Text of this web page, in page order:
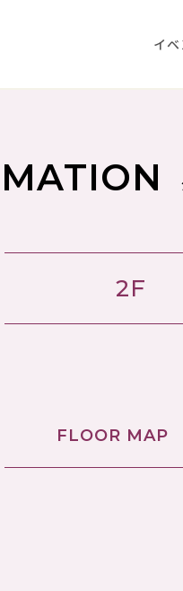
イ
2F
FLOOR MAP